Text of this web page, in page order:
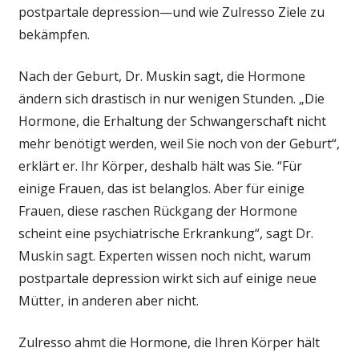
postpartale depression—und wie Zulresso Ziele zu
bekämpfen.
Nach der Geburt, Dr. Muskin sagt, die Hormone
ändern sich drastisch in nur wenigen Stunden. „Die
Hormone, die Erhaltung der Schwangerschaft nicht
mehr benötigt werden, weil Sie noch von der Geburt“,
erklärt er. Ihr Körper, deshalb hält was Sie. “Für
einige Frauen, das ist belanglos. Aber für einige
Frauen, diese raschen Rückgang der Hormone
scheint eine psychiatrische Erkrankung“, sagt Dr.
Muskin sagt. Experten wissen noch nicht, warum
postpartale depression wirkt sich auf einige neue
Mütter, in anderen aber nicht.
Zulresso ahmt die Hormone, die Ihren Körper hält